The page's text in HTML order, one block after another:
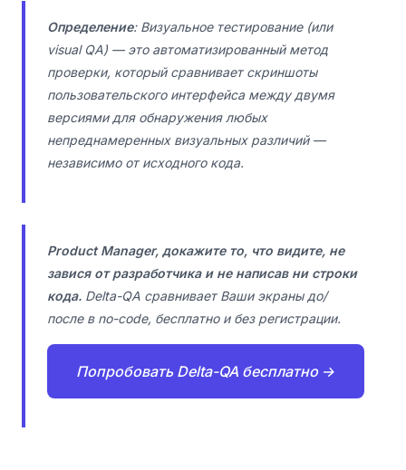
Определение: Визуальное тестирование (или
visual QA) — это автоматизированный метод
проверки, который сравнивает скриншоты
пользовательского интерфейса между двумя
версиями для обнаружения любых
непреднамеренных визуальных различий —
независимо от исходного кода.
Product Manager, докажите то, что видите, не
завися от разработчика и не написав ни строки
кода. Delta-QA сравнивает Ваши экраны до/
после в no-code, бесплатно и без регистрации.
Попробовать Delta-QA бесплатно →